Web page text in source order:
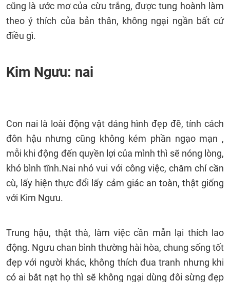
cũng là ước mơ của cừu trắng, được tung hoành làm
theo ý thích của bản thân, không ngại ngần bất cứ
điều gì.
Kim Ngưu: nai
Con nai là loài động vật dáng hình đẹp đẽ, tính cách
đôn hậu nhưng cũng không kém phần ngạo mạn ,
mỗi khi động đến quyền lợi của mình thì sẽ nóng lòng,
khó bình tĩnh.Nai nhỏ vui với công việc, chăm chỉ cần
cù, lấy hiện thực đổi lấy cảm giác an toàn, thật giống
với Kim Ngưu.
Trung hậu, thật thà, làm việc cần mẫn lại thích lao
động. Ngưu chan bình thường hài hòa, chung sống tốt
đẹp với người khác, không thích đua tranh nhưng khi
có ai bắt nạt họ thì sẽ không ngại dùng đôi sừng đẹp